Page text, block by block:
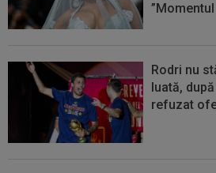
Rodri nu
luată,
refuzat